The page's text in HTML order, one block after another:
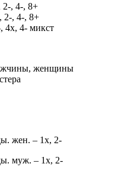
, 4-, 8+
2-, 4-, 8+
4х, 4- микст
женщины
жен. – 1х, 2-
муж. – 1х, 2-